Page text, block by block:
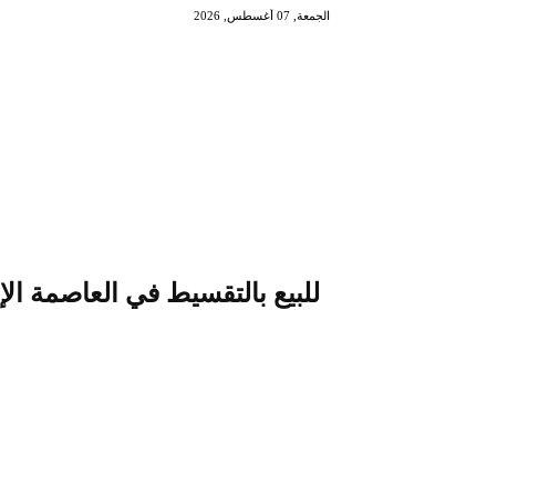
الجمعة, 07 أغسطس, 2026
للبيع بالتقسيط في العاصمة